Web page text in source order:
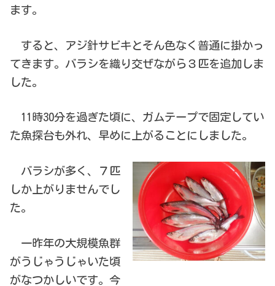
ます。
すると、アジ針サビキとそん色なく普通に掛かっ
てきます。バラシを織り交ぜながら３匹を追加しま
した。
11時30分を過ぎた頃に、ガムテープで固定してい
た魚探台も外れ、早めに上がることにしました。
バラシが多く、７匹
しか上がりませんでし
た。
一昨年の大規模魚群
がうじゃうじゃいた頃
がなつかしいです。今